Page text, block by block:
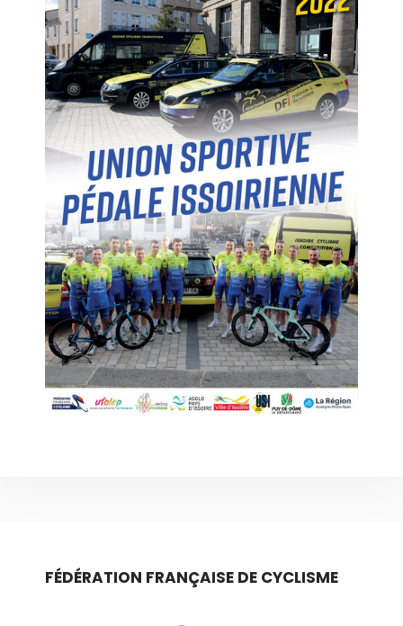
FÉDÉRATION FRANÇAISE DE CYCLISME